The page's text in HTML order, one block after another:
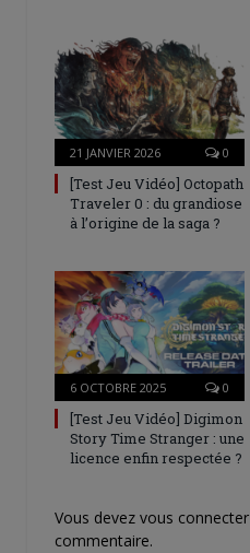
21 JANVIER 2026 0
[Test Jeu Vidéo] Octopath
Traveler 0 : du grandiose
à l’origine de la saga ?
6 OCTOBRE 2025 0
[Test Jeu Vidéo] Digimon
Story Time Stranger : une
licence enfin respectée ?
Vous devez vous connecter
commentaire.